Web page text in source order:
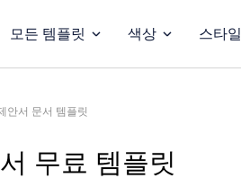
모든 템플릿 색상 스타일
안서 문서 템플릿
무료 템플릿